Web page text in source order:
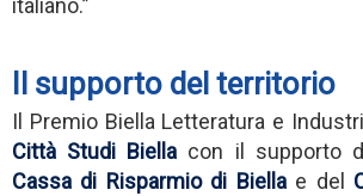
italiano.”
Il supporto del territorio
Il Premio Biella Letteratura e
Città Studi Biella con il supporto
Cassa di Risparmio di Biellae del